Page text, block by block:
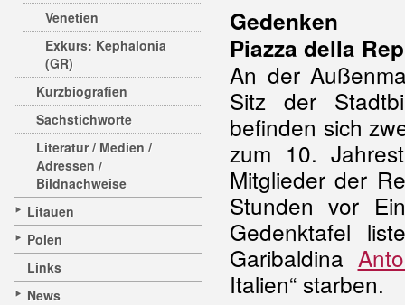
Venetien
Exkurs: Kephalonia
(GR)
Kurzbiografien
Sachstichworte
Literatur / Medien /
Adressen /
Bildnachweise
Litauen
Polen
Links
News
Gedenken
Piazza della
An der
Sitz der
befinden sich
zum 10.
Mitglieder der
Stunden vor
Gedenktafel
Garibaldina
Italien“ starben.